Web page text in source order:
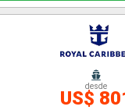
desde
US$